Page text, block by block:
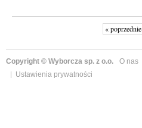
« poprzednie
Copyright © Wyborcza sp. z o.o. O nas
Ustawienia prywatności